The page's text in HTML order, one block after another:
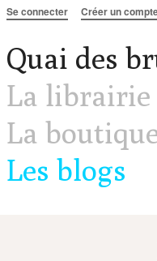
Aller au contenu
Se connecter Créer un
La librairie
La
Les blogs
Quai des